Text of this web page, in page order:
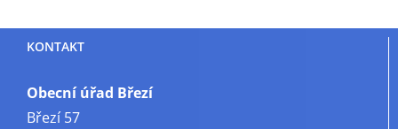
KONTAKT
Obecní úřad Březí
Březí 57